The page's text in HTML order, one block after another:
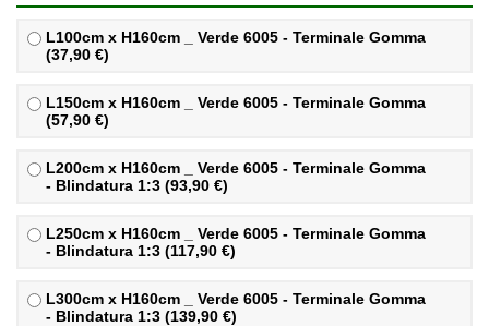
L100cm x H160cm _ Verde 6005 - Terminale Gomma
(37,90 €)
L150cm x H160cm _ Verde 6005 - Terminale Gomma
(57,90 €)
L200cm x H160cm _ Verde 6005 - Terminale Gomma
- Blindatura 1:3 (93,90 €)
L250cm x H160cm _ Verde 6005 - Terminale Gomma
- Blindatura 1:3 (117,90 €)
L300cm x H160cm _ Verde 6005 - Terminale Gomma
- Blindatura 1:3 (139,90 €)